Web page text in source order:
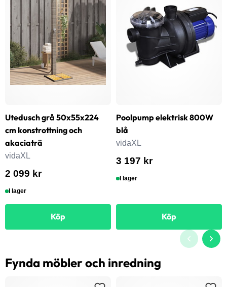
Utedusch grå 50x55x224
cm konstrottning och
akaciaträ
vidaXL
2 099 kr
I lager
Köp
Poolpump elektrisk 800W
blå
vidaXL
3 197 kr
I lager
Köp
Fynda möbler och inredning